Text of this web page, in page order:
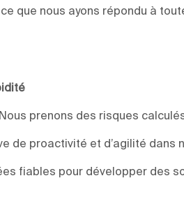
que nous ayons répondu à
prenons des risques
de proactivité et d’agilité dans
fiables pour développer des